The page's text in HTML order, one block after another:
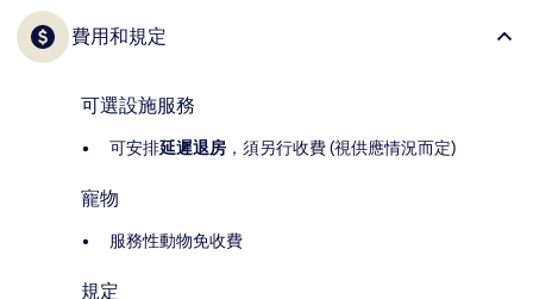
費用和規定
可選設施服務
可安排延遲退房 ，須另行收費 (視供應情況而定)
寵物
服務性動物免收費
規定